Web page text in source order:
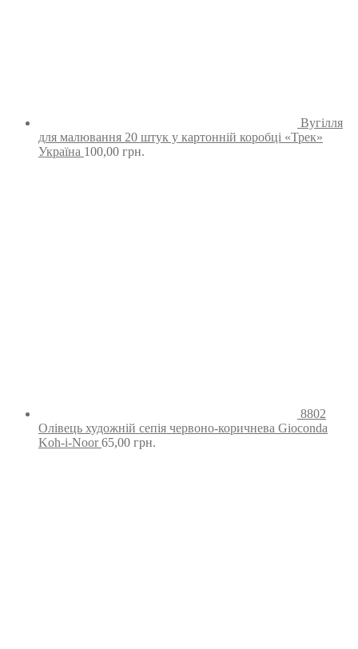
Вугілля
для малювання 20 штук у картонній коробці «Трек»
Україна 100,00 грн.
8802
Олівець художній сепія червоно-коричнева Gioconda
Koh-i-Noor 65,00 грн.